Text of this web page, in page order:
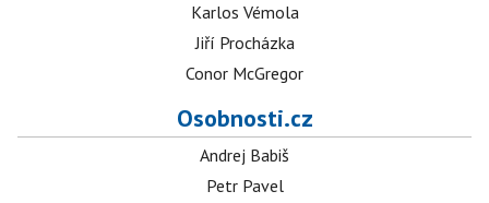
Karlos Vémola
Jiří Procházka
Conor McGregor
Osobnosti.cz
Andrej Babiš
Petr Pavel